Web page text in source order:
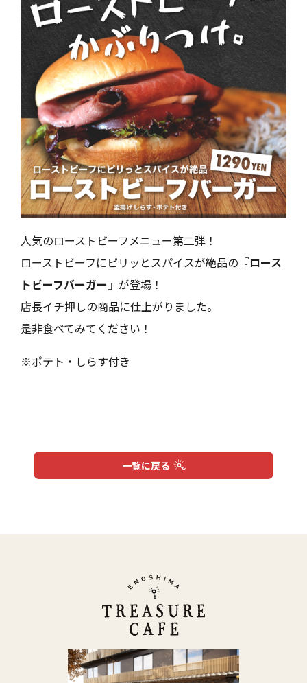
Close
ホーム
Home
VIPルーム
会社概要 お問い合わせ
Contact
人気のローストビーフメニュー第二弾！
ローストビーフにピリッとスパイスが絶品の 『ロース
トビーフバーガー』 が登場！
店長イチ押しの商品に仕上がりました。
是非食べてみてください！
※ポテト・しらす付き
一覧に戻る